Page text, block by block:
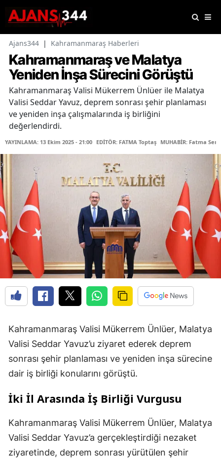
Ajans344 | Kahramanmaraş Haberleri
Kahramanmaraş ve Malatya
Yeniden İnşa Sürecini Görüştü
Kahramanmaraş Valisi Mükerrem Ünlüer ile Malatya
Valisi Seddar Yavuz, deprem sonrası şehir planlaması
ve yeniden inşa çalışmalarında iş birliğini
değerlendirdi.
YAYINLAMA: 13 Ekim 2025 - 21:00 EDİTÖR: FATMA Toptaş MUHABİR: Fatma
Kahramanmaraş Valisi Mükerrem Ünlüer, Malatya
Valisi Seddar Yavuz’u ziyaret ederek deprem
sonrası şehir planlaması ve yeniden inşa sürecine
dair iş birliği konularını görüştü.
İki İl Arasında İş Birliği Vurgusu
Kahramanmaraş Valisi Mükerrem Ünlüer, Malatya
Valisi Seddar Yavuz’a gerçekleştirdiği nezaket
ziyaretinde, deprem sonrası yürütülen şehir